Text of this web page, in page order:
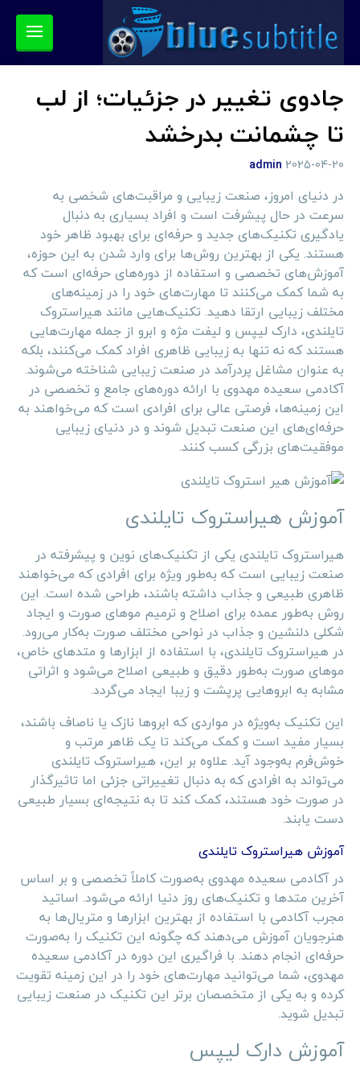
جادوی تغییر در جزئیات؛ از لب
تا چشمانت بدرخشد
admin 2025-04-20
در دنیای امروز، صنعت زیبایی و مراقبت‌های شخصی به
سرعت در حال پیشرفت است و افراد بسیاری به دنبال
یادگیری تکنیک‌های جدید و حرفه‌ای برای بهبود ظاهر خود
هستند. یکی از بهترین روش‌ها برای وارد شدن به این حوزه،
آموزش‌های تخصصی و استفاده از دوره‌های حرفه‌ای است که
به شما کمک می‌کنند تا مهارت‌های خود را در زمینه‌های
مختلف زیبایی ارتقا دهید. تکنیک‌هایی مانند هیراستروک
تایلندی، دارک لیپس و لیفت مژه و ابرو از جمله مهارت‌هایی
هستند که نه تنها به زیبایی ظاهری افراد کمک می‌کنند، بلکه
به عنوان مشاغل پردرآمد در صنعت زیبایی شناخته می‌شوند.
آکادمی سعیده مهدوی با ارائه دوره‌های جامع و تخصصی در
این زمینه‌ها، فرصتی عالی برای افرادی است که می‌خواهند به
حرفه‌ای‌های این صنعت تبدیل شوند و در دنیای زیبایی
موفقیت‌های بزرگی کسب کنند.
آموزش هیراستروک تایلندی
هیراستروک تایلندی یکی از تکنیک‌های نوین و پیشرفته در
صنعت زیبایی است که به‌طور ویژه برای افرادی که می‌خواهند
ظاهری طبیعی و جذاب داشته باشند، طراحی شده است. این
روش به‌طور عمده برای اصلاح و ترمیم موهای صورت و ایجاد
شکلی دلنشین و جذاب در نواحی مختلف صورت به‌کار می‌رود.
در هیراستروک تایلندی، با استفاده از ابزارها و متدهای خاص،
موهای صورت به‌طور دقیق و طبیعی اصلاح می‌شود و اثراتی
مشابه به ابروهایی پرپشت و زیبا ایجاد می‌گردد.
این تکنیک به‌ویژه در مواردی که ابروها نازک یا ناصاف باشند،
بسیار مفید است و کمک می‌کند تا یک ظاهر مرتب و
خوش‌فرم به‌وجود آید. علاوه بر این، هیراستروک تایلندی
می‌تواند به افرادی که به دنبال تغییراتی جزئی اما تاثیرگذار
در صورت خود هستند، کمک کند تا به نتیجه‌ای بسیار طبیعی
دست یابند.
آموزش هیراستروک تایلندی
در آکادمی سعیده مهدوی به‌صورت کاملاً تخصصی و بر اساس
آخرین متدها و تکنیک‌های روز دنیا ارائه می‌شود. اساتید
مجرب آکادمی با استفاده از بهترین ابزارها و متریال‌ها به
هنرجویان آموزش می‌دهند که چگونه این تکنیک را به‌صورت
حرفه‌ای انجام دهند. با فراگیری این دوره در آکادمی سعیده
مهدوی، شما می‌توانید مهارت‌های خود را در این زمینه تقویت
کرده و به یکی از متخصصان برتر این تکنیک در صنعت زیبایی
تبدیل شوید.
آموزش دارک لیپس